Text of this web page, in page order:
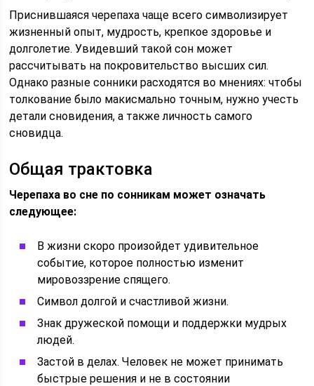
Приснившаяся черепаха чаще всего символизирует
жизненный опыт, мудрость, крепкое здоровье и
долголетие. Увидевший такой сон может
рассчитывать на покровительство высших сил.
Однако разные сонники расходятся во мнениях: чтобы
толкование было макисмально точным, нужно учесть
детали сновидения, а также личность самого
сновидца.
Общая трактовка
Черепаха во сне по сонникам может означать
следующее:
В жизни скоро произойдет удивительное
событие, которое полностью изменит
мировоззрение спящего.
Символ долгой и счастливой жизни.
Знак дружеской помощи и поддержки мудрых
людей.
Застой в делах. Человек не может принимать
быстрые решения и не в состоянии